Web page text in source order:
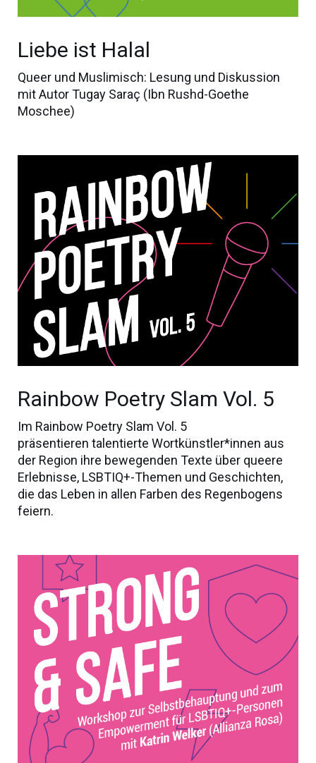
Liebe ist Halal
Queer und Muslimisch: Lesung und Diskussion
mit Autor Tugay Saraç (Ibn Rushd-Goethe
Moschee)
Rainbow Poetry Slam Vol. 5
Im Rainbow Poetry Slam Vol. 5
präsentieren talentierte Wortkünstler*innen aus
der Region ihre bewegenden Texte über queere
Erlebnisse, LSBTIQ+-Themen und Geschichten,
die das Leben in allen Farben des Regenbogens
feiern.